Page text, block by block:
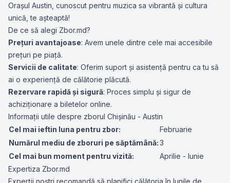
Orașul Austin, cunoscut pentru muzica sa vibrantă și cultura
unică, te așteaptă!
De ce să alegi Zbor.md?
Prețuri avantajoase: Avem unele dintre cele mai accesibile
prețuri pe piață.
Servicii de calitate: Oferim suport și asistență pentru ca tu să
ai o experiență de călătorie plăcută.
Rezervare rapidă și sigură: Proces simplu și sigur de
achiziționare a biletelor online.
Informații utile despre zborul Chișinău - Austin
Cel mai ieftin luna pentru zbor:
Februarie
Numărul mediu de zboruri pe săptămână:3
Cel mai bun moment pentru vizită:
Aprilie - Iunie
Expertiza Zbor.md
Experții noștri recomandă să planifici călătoria în lunile de